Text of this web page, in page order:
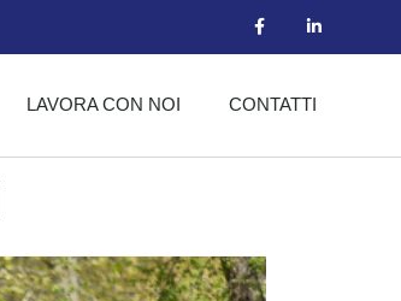
LAVORA CON NOI CONTATTI